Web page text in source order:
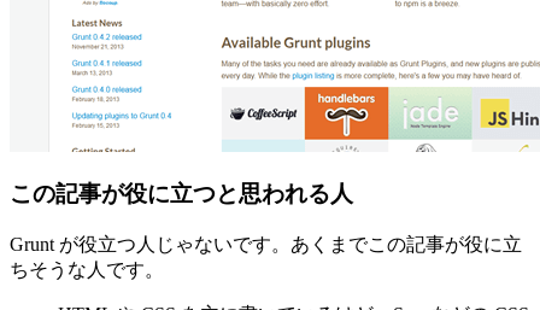
この記事が役に立つと思われる人
Grunt が役立つ人じゃないです。あくまでこの記事が役に立
ちそうな人です。